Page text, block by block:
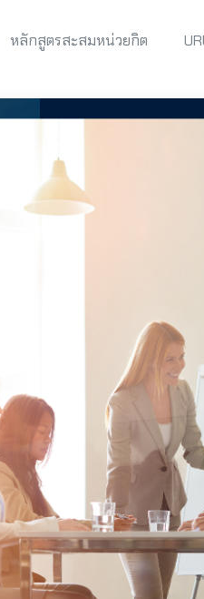
หลักสูตรสะสมหน่วยกิต